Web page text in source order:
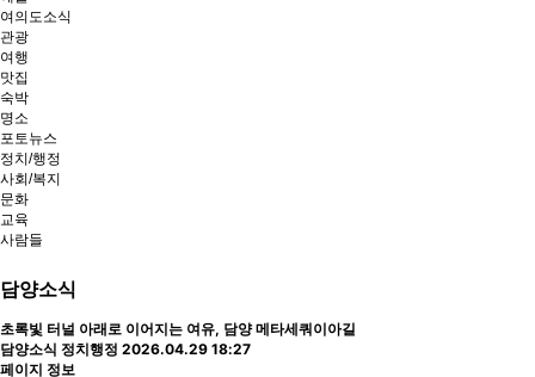
여의도소식
관광
여행
맛집
숙박
명소
포토뉴스
정치/행정
사회/복지
문화
교육
사람들
담양소식
초록빛 터널 아래로 이어지는 여유, 담양 메타세쿼이아길
담양소식 정치행정 2026.04.29 18:27
페이지 정보